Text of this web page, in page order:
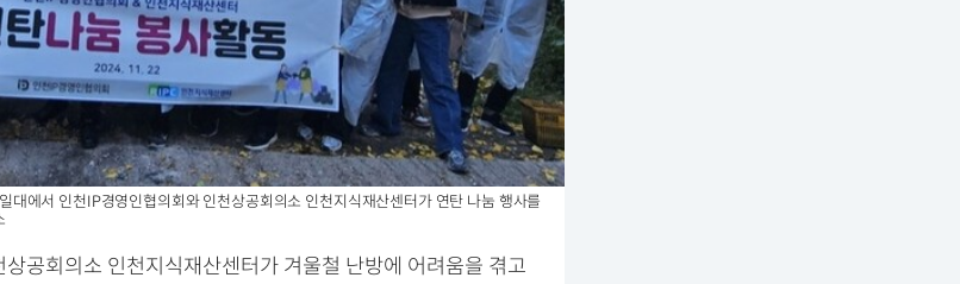
에서 인천IP경영인협의회와 인천상공회의소 인천지식재산센터가 연탄 나눔 행사를
공회의소 인천지식재산센터가 겨울철 난방에 어려움을 겪고